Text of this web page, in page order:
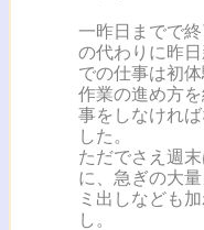
一昨日までで
の代わりに昨
での仕事は初体
作業の進め方
事をしなけれ
した。
ただでさえ週
に、急ぎの大
ミ出しなども
し。